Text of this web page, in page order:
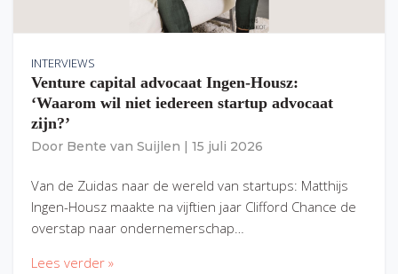
INTERVIEWS
Venture capital advocaat Ingen-Housz:
‘Waarom wil niet iedereen startup advocaat
zijn?’
Door Bente van Suijlen 15 juli 2026
Van de Zuidas naar de wereld van startups: Matthijs
Ingen-Housz maakte na vijftien jaar Clifford Chance de
overstap naar ondernemerschap…
Lees verder »